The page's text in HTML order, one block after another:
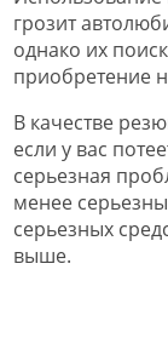
грозит
однако их
приобретение
В качестве
если у вас
серьезная
менее
серьезных
выше.